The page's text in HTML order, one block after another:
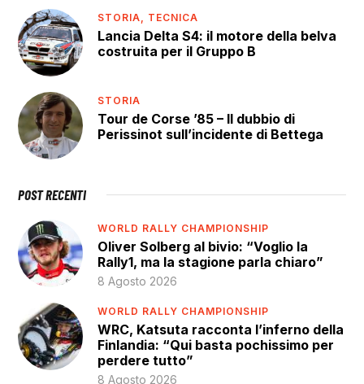
STORIA, TECNICA
Lancia Delta S4: il motore della belva
costruita per il Gruppo B
STORIA
Tour de Corse ’85 – Il dubbio di
Perissinot sull’incidente di Bettega
POST RECENTI
WORLD RALLY CHAMPIONSHIP
Oliver Solberg al bivio: “Voglio la
Rally1, ma la stagione parla chiaro”
8 Agosto 2026
WORLD RALLY CHAMPIONSHIP
WRC, Katsuta racconta l’inferno della
Finlandia: “Qui basta pochissimo per
perdere tutto”
8 Agosto 2026